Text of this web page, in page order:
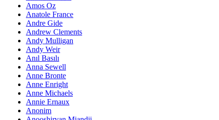
Amos Oz
Anatole France
Andre Gide
Andrew Clements
Andy Mulligan
Andy Weir
Anıl Basılı
Anna Sewell
Anne Bronte
Anne Enright
Anne Michaels
Annie Ernaux
Anonim